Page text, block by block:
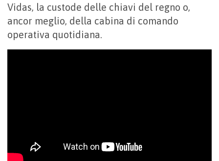
Vidas, la custode delle chiavi del regno o,
ancor meglio, della cabina di comando
operativa quotidiana.